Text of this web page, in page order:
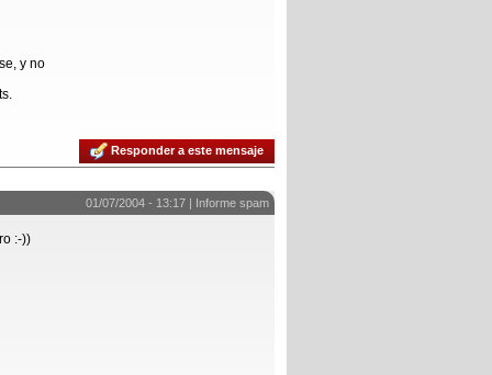
y no
Responder a este mensaje
01/07/2004 - 13:17 | Informe spam
:-))